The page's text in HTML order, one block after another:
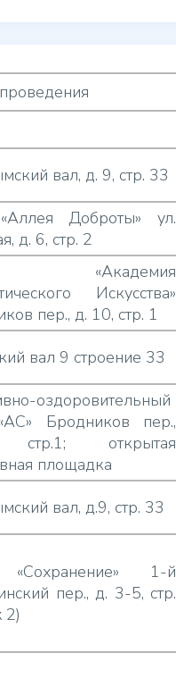
вал, д. 9, стр. 33
Доброты» ул.
д. 6, стр. 2
«Академия
Искусства»
пер., д. 10, стр. 1
вал 9 строение 33
оздоровительный
Бродников пер.,
стр.1; открытая
площадка
вал, д.9, стр. 33
1-й
пер., д. 3-5, стр.
2)